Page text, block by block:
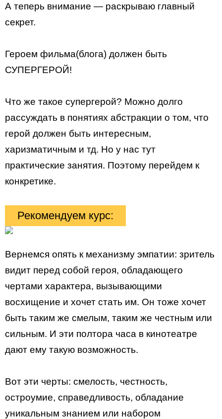
А теперь внимание — раскрываю главный
секрет.
Героем фильма(блога) должен быть
СУПЕРГЕРОЙ!
Что же такое супергерой? Можно долго
рассуждать в понятиях абстракции о том, что
герой должен быть интересным,
харизматичным и тд. Но у нас тут
практические занятия. Поэтому перейдем к
конкретике.
Рекомендуем курс:
Вернемся опять к механизму эмпатии: зритель
видит перед собой героя, обладающего
чертами характера, вызывающими
восхищение и хочет стать им. Он тоже хочет
быть таким же смелым, таким же честным или
сильным. И эти полтора часа в кинотеатре
дают ему такую возможность.
Вот эти черты: смелость, честность,
остроумие, справедливость, обладание
уникальным знанием или набором